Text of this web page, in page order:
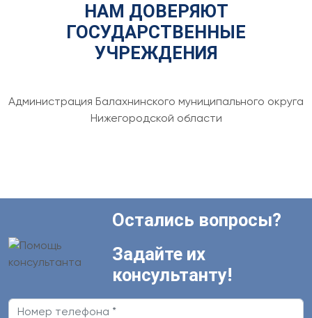
НАМ ДОВЕРЯЮТ
ГОСУДАРСТВЕННЫЕ
УЧРЕЖДЕНИЯ
Администрация Балахнинского муниципального округа
Нижегородской области
Остались вопросы?
Задайте их
консультанту!